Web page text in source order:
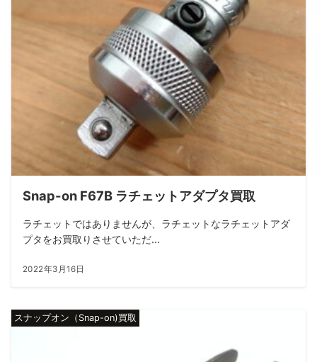
Snap-on F67B ラチェットアダプタ買取
ラチェットではありませんが、ラチェットなラチェットアダ
プタをお買取りさせていただ...
2022年3月16日
スナップオン（Snap-on)買取